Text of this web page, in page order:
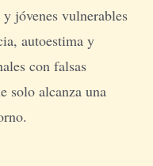
jóvenes vulnerables
autoestima y
con falsas
solo alcanza una